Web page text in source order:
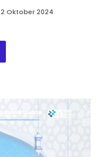
2 Oktober 2024